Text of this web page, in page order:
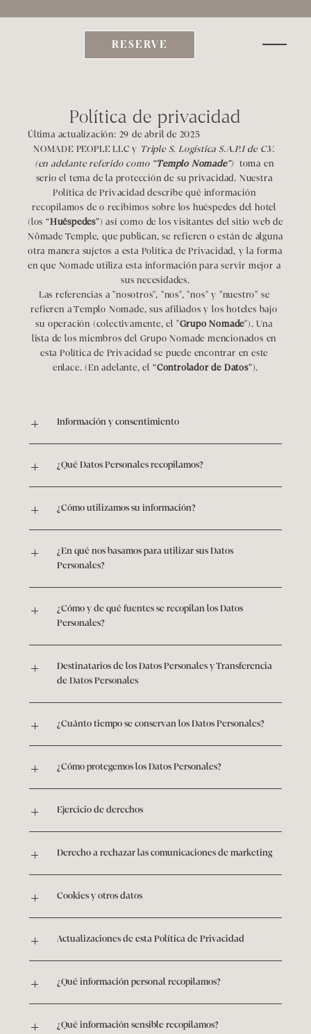
RESERVE
Política de privacidad
Última actualización: 29 de abril de 2025
NOMADE PEOPLE LLC y Triple S. Logística S.A.P.I de C.V.
(en adelante referido como “Templo Nomade”) toma en
serio el tema de la protección de su privacidad. Nuestra
Política de Privacidad describe qué información
recopilamos de o recibimos sobre los huéspedes del hotel
(los “Huéspedes”) así como de los visitantes del sitio web de
Nômade Temple, que publican, se refieren o están de alguna
otra manera sujetos a esta Política de Privacidad, y la forma
en que Nomade utiliza esta información para servir mejor a
sus necesidades.
Las referencias a "nosotros", "nos", "nos" y "nuestro" se
refieren a Templo Nomade, sus afiliados y los hoteles bajo
su operación (colectivamente, el "Grupo Nomade"). Una
lista de los miembros del Grupo Nomade mencionados en
esta Política de Privacidad se puede encontrar en este
enlace. (En adelante, el “Controlador de Datos”).
Información y consentimiento
¿Qué Datos Personales recopilamos?
¿Cómo utilizamos su información?
¿En qué nos basamos para utilizar sus Datos
Personales?
¿Cómo y de qué fuentes se recopilan los Datos
Personales?
Destinatarios de los Datos Personales y Transferencia
de Datos Personales
¿Cuánto tiempo se conservan los Datos Personales?
¿Cómo protegemos los Datos Personales?
Ejercicio de derechos
Derecho a rechazar las comunicaciones de marketing
Cookies y otros datos
Actualizaciones de esta Política de Privacidad
¿Qué información personal recopilamos?
¿Qué información sensible recopilamos?